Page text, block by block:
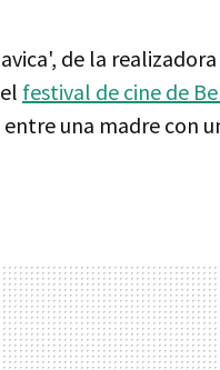
de la
festival de cine de
una madre con